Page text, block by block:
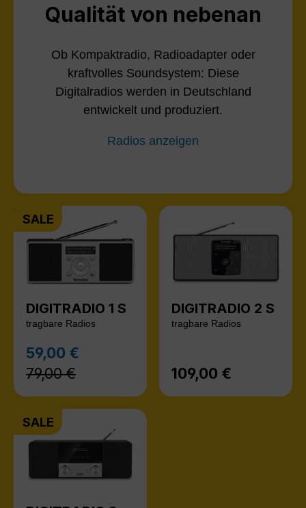
Qualität von nebenan
Ob Kompaktradio, Radioadapter oder
kraftvolles Soundsystem: Diese
Digitalradios werden in Deutschland
entwickelt und produziert.
Radios anzeigen
SALE
DIGITRADIO 1 S
tragbare Radios
Verkaufspreis:
59,00 €
79,00 €
DIGITRADIO 2 S
tragbare Radios
Regulärer Preis:
109,00 €
SALE